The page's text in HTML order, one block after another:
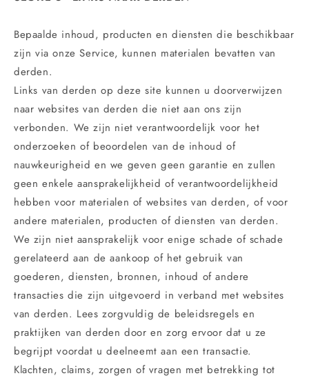
Bepaalde inhoud, producten en diensten die beschikbaar
zijn via onze Service, kunnen materialen bevatten van
derden.
Links van derden op deze site kunnen u doorverwijzen
naar websites van derden die niet aan ons zijn
verbonden. We zijn niet verantwoordelijk voor het
onderzoeken of beoordelen van de inhoud of
nauwkeurigheid en we geven geen garantie en zullen
geen enkele aansprakelijkheid of verantwoordelijkheid
hebben voor materialen of websites van derden, of voor
andere materialen, producten of diensten van derden.
We zijn niet aansprakelijk voor enige schade of schade
gerelateerd aan de aankoop of het gebruik van
goederen, diensten, bronnen, inhoud of andere
transacties die zijn uitgevoerd in verband met websites
van derden. Lees zorgvuldig de beleidsregels en
praktijken van derden door en zorg ervoor dat u ze
begrijpt voordat u deelneemt aan een transactie.
Klachten, claims, zorgen of vragen met betrekking tot